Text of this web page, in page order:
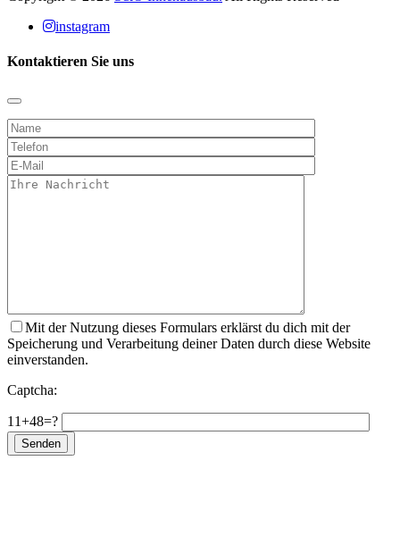
instagram
Kontaktieren Sie uns
Mit der Nutzung dieses Formulars erklärst du dich mit der
Speicherung und Verarbeitung deiner Daten durch diese Website
einverstanden.
Captcha:
11+48=?